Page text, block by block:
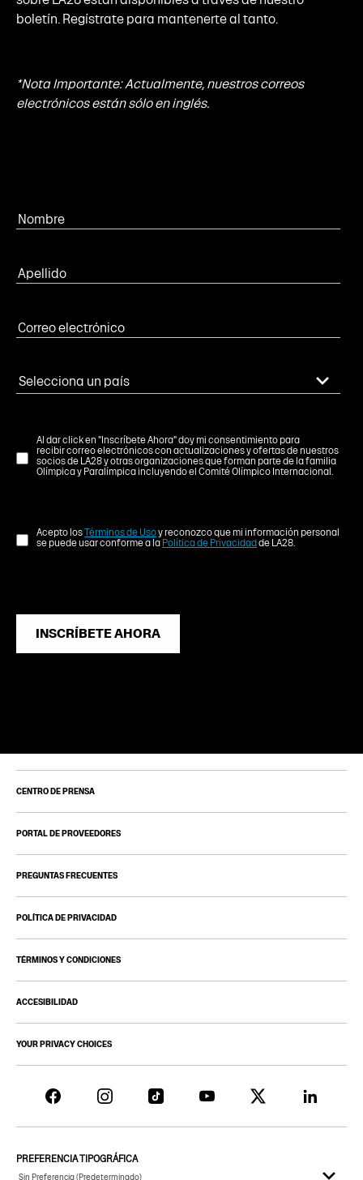
boletín. Regístrate para mantenerte al tanto.
*Nota Importante: Actualmente, nuestros correos
electrónicos están sólo en inglés.
Al dar click en "Inscríbete Ahora" doy mi consentimiento para
recibir correo electrónicos con actualizaciones y ofertas de nuestros
socios de LA28 y otras organizaciones que forman parte de la familia
Olímpica y Paralímpica incluyendo el Comité Olímpico Internacional.
Acepto losTérminos de Usoy reconozco que mi información personal
se puede usar conforme a la Política de Privacidad de LA28.
INSCRÍBETE AHORA
CENTRO DE PRENSA
PORTAL DE PROVEEDORES
PREGUNTAS FRECUENTES
POLÍTICA DE PRIVACIDAD
TÉRMINOS Y CONDICIONES
ACCESIBILIDAD
YOUR PRIVACY CHOICES
PREFERENCIA TIPOGRÁFICA